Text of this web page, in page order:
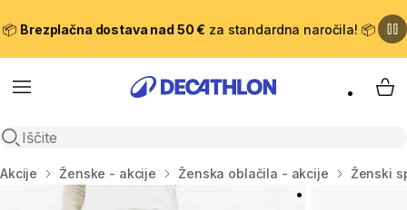
📦 Brezplačna dostava nad 50 € za standardna naročila! 📦
Meni
Odpri iskanje
Domov
Akcije Ženske - akcije Ženska oblačila - akcije Ženski